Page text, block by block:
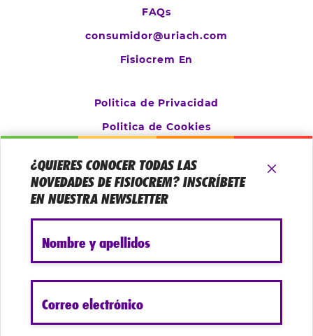
¿QUIERES CONOCER TODAS LAS
NOVEDADES DE FISIOCREM? INSCRÍBETE
EN NUESTRA NEWSLETTER
Nombre y apellidos
Correo electrónico
FAQs
consumidor@uriach.com
Fisiocrem En
Politica de Privacidad
Politica de Cookies
Configurar cookies